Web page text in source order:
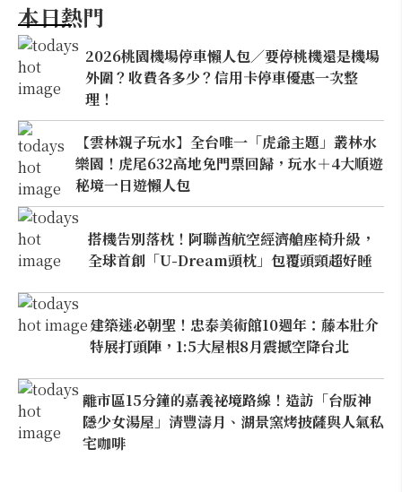
本日熱門
2026桃園機場停車懶人包／要停桃機還是機場
外圍？收費各多少？信用卡停車優惠一次整
理！
【雲林親子玩水】全台唯一「虎爺主題」叢林水
樂園！虎尾632高地免門票回歸，玩水＋4大順遊
秘境一日遊懶人包
搭機告別落枕！阿聯酋航空經濟艙座椅升級，
全球首創「U-Dream頭枕」包覆頭頸超好睡
建築迷必朝聖！忠泰美術館10週年：藤本壯介
特展打頭陣，1:5大屋根8月震撼空降台北
離市區15分鐘的嘉義祕境路線！造訪「台版神
隱少女湯屋」清豐濤月、湖景窯烤披薩與人氣私
宅咖啡